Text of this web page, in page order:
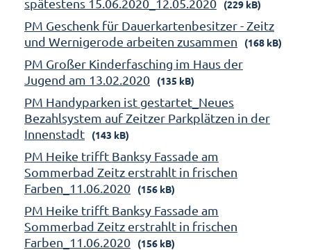
spätestens 15.06.2020_12.05.2020
(229 kB)
PM Geschenk für Dauerkartenbesitzer - Zeitz
und Wernigerode arbeiten zusammen
(168 kB)
PM Großer Kinderfasching im Haus der
Jugend am 13.02.2020
(135 kB)
PM Handyparken ist gestartet_Neues
Bezahlsystem auf Zeitzer Parkplätzen in der
Innenstadt
(143 kB)
PM Heike trifft Banksy Fassade am
Sommerbad Zeitz erstrahlt in frischen
Farben_11.06.2020
(156 kB)
PM Heike trifft Banksy Fassade am
Sommerbad Zeitz erstrahlt in frischen
Farben_11.06.2020
(156 kB)